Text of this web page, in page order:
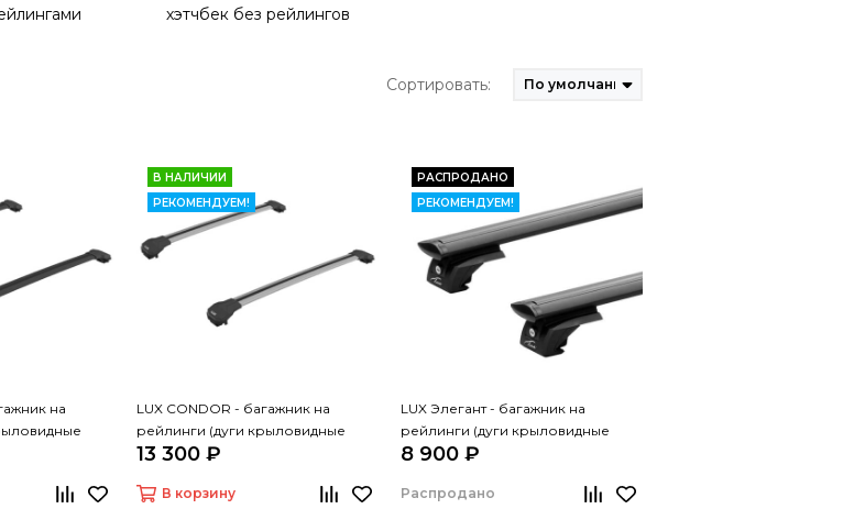
хэтчбек без рейлингов
Сортировать:
на
В НАЛИЧИИ
РЕКОМЕНДУЕМ!
LUX CONDOR - багажник на
рейлинги (дуги крыловидные
серые 110 см)
13 300 ₽
В корзину
РАСПРОДАНО
РЕКОМЕНДУЕМ!
LUX Элегант - багажник на
рейлинги (дуги крыловидные
черные, 1,2м)
8 900 ₽
Распродано